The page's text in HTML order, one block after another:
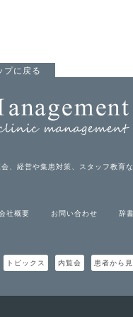
プに戻る
、経営や集患対策、スタッフ教育
社概要 お問い合わせ 辞書
トピックス 内覧会 患者から